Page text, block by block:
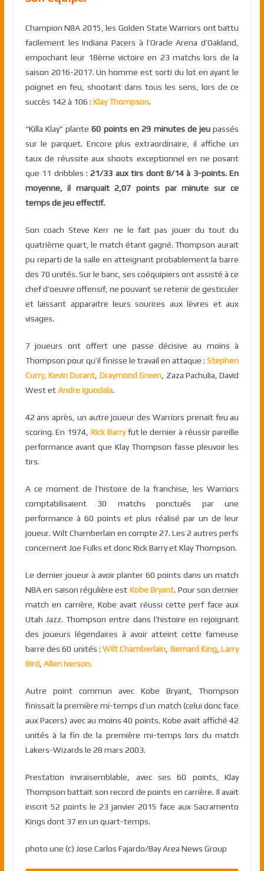
Champion NBA 2015, les Golden State Warriors ont battu
facilement les Indiana Pacers à l’Oracle Arena d’Oakland,
empochant leur 18ème victoire en 23 matchs lors de la
saison 2016-2017. Un homme est sorti du lot en ayant le
poignet en feu, shootant dans tous les sens, lors de ce
succès 142 à 106 : Klay Thompson.
“Killa Klay” plante60 points en 29 minutes de jeu passés
sur le parquet. Encore plus extraordinaire, il affiche un
taux de réussite aux shoots exceptionnel en ne posant
que 11 dribbles :21/33 aux tirs dont 8/14 à 3-points. En
moyenne, il marquait 2,07 points par minute sur ce
temps de jeu effectif.
Son coach Steve Kerr ne le fait pas jouer du tout du
quatrième quart, le match étant gagné. Thompson aurait
pu reparti de la salle en atteignant probablement la barre
des 70 unités. Sur le banc, ses coéquipiers ont assisté à ce
chef d’oeuvre offensif, ne pouvant se retenir de gesticuler
et laissant apparaitre leurs sourires aux lèvres et aux
visages.
7 joueurs ont offert une passe décisive au moins à
Thompson pour qu’il finisse le travail en attaque :Stephen
Curry, Kevin Durant, Draymond Green, Zaza Pachulia, David
West etAndre Iguodala.
42 ans après, un autre joueur des Warriors prenait feu au
scoring. En 1974, Rick Barryfut le dernier à réussir pareille
performance avant que Klay Thompson fasse pleuvoir les
tirs.
A ce moment de l’histoire de la franchise, les Warriors
comptabilisaient 30 matchs ponctués par une
performance à 60 points et plus réalisé par un de leur
joueur. Wilt Chamberlain en compte 27. Les 2 autres perfs
concernent Joe Fulks et donc Rick Barry et Klay Thompson.
Le dernier joueur à avoir planter 60 points dans un match
NBA en saison régulière est Kobe Bryant. Pour son dernier
match en carrière, Kobe avait réussi cette perf face aux
Utah Jazz. Thompson entre dans l’histoire en rejoignant
des joueurs légendaires à avoir atteint cette fameuse
barre des 60 unités :Wilt Chamberlain, Bernard King,Larry
Bird, Allen Iverson.
Autre point commun avec Kobe Bryant, Thompson
finissait la première mi-temps d’un match (celui donc face
aux Pacers) avec au moins 40 points. Kobe avait affiché 42
unités à la fin de la première mi-temps lors du match
Lakers-Wizards le 28 mars 2003.
Prestation invraisemblable, avec ses 60 points, Klay
Thompson battait son record de points en carrière. Il avait
inscrit 52 points le 23 janvier 2015 face aux Sacramento
Kings dont 37 en un quart-temps.
photo une (c) Jose Carlos Fajardo/Bay Area News Group